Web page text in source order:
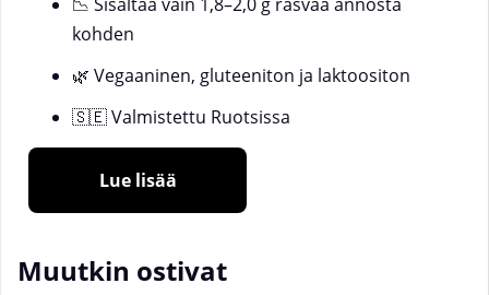
kohden
🌿 Vegaaninen, gluteeniton ja laktoositon
🇸🇪 Valmistettu Ruotsissa
🌾 Valmistettu herne- ja riisiproteiini-isolaatista
Mikä on VEGAN?
vegaaninen proteiinijauhe, joka on valmistettu
Lue lisää
Muutkin ostivat